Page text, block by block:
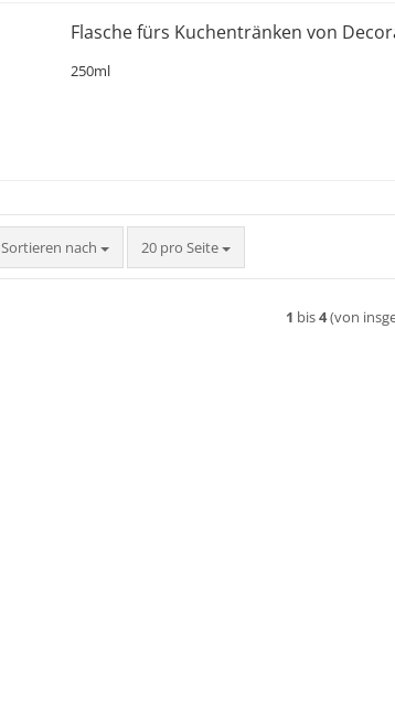
Flasche fürs Kuchentränken von
250ml
Sortieren nach
Sortieren nach 20 pro Seite
pro Seite
1 bis4(von